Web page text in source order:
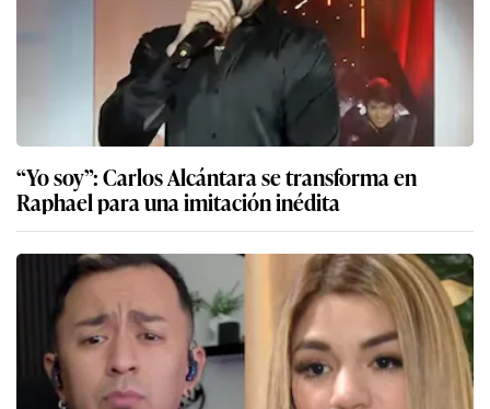
“Yo soy”: Carlos Alcántara se transforma en
Raphael para una imitación inédita